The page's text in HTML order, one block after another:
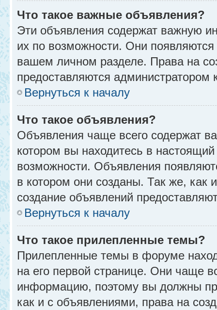
Что такое важные объявления?
Эти объявления содержат важную
их по возможности. Они
вашем личном разделе. Права на
предоставляются администратором
Вернуться к началу
Что такое объявления?
Объявления чаще всего содержат
котором вы находитесь в
возможности. Объявления
в котором они созданы. Так же,
создание объявлений
Вернуться к началу
Что такое прилепленные темы?
Прилепленные темы в форуме
на его первой странице. Они чаще
информацию, поэтому вы должны
как и с объявлениями, права на